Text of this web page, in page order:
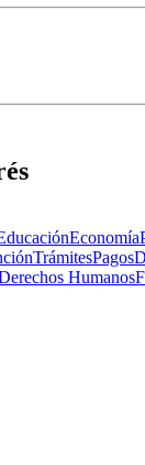
Economía
TrámitesPagos
Humanos